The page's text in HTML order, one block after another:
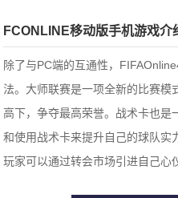
FCONLINE移动版手机游戏介
除了与PC端的互通性，
法。大师联赛是一项全新的比赛模
高下，争夺最高荣誉。战术卡也是
和使用战术卡来提升自己的球队实
玩家可以通过转会市场引进自己心